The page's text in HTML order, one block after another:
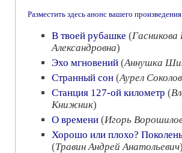
Разместить здесь анонс вашего произведения
В твоей рубашке (Гасникова
Александровна)
Эхо мгновений (Аннушка
Странный сон (Аурел Соколов
Станция 127-ой километр (
Книжник)
О времени (Игорь
Хорошо или плохо?
(Травин Андрей Анатольевич)